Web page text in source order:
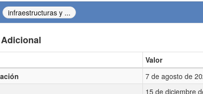
infraestructuras y ...
Valor
7 de agosto de
15 de diciembre